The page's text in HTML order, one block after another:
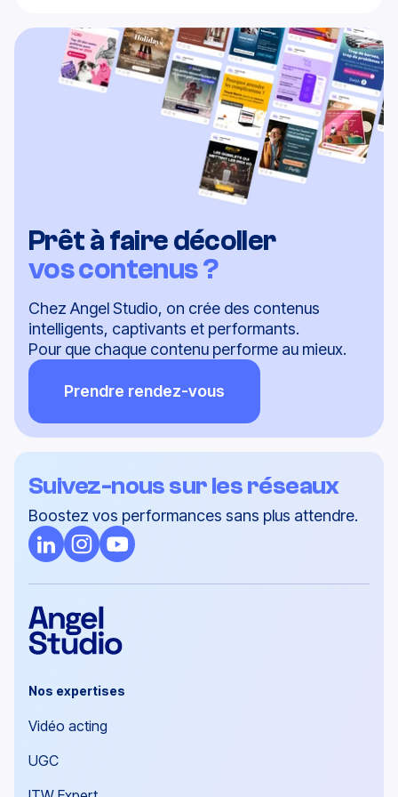
résultats dans la durée.
existants. En moyenne, il faut compter entre 3 et 6
semaines pour une stratégie complète (audit,
personae, planning éditorial, formats, canaux). Angel
Studio accélère le processus grâce à l’IA et à une
méthodologie éprouvée, sans compromis sur la
Prêt à faire décoller
vos contenus ?
Chez Angel Studio, on crée des contenus
intelligents, captivants et performants.
Pour que chaque contenu performe au mieux.
Prendre rendez-vous
Suivez-nous sur les réseaux
Boostez vos performances sans plus attendre.
Nos expertises
Vidéo acting
UGC